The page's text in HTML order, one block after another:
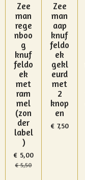
Zee
man
rege
nboo
g
knuf
feldo
ek
met
ram
mel
(zon
der
label
)
€ 5,00
€ 5,50
Zee
man
aap
knuf
feldo
ek
gekl
eurd
met
2
knop
en
€ 7,50